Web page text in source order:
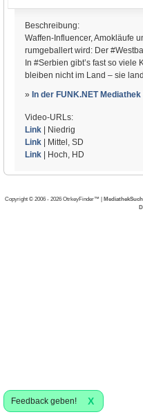
Beschreibung:
Waffen-Influencer, Amokläufe
rumgeballert wird: Der
In #Serbien gibt’s fast so
bleiben nicht im Land – sie
» In der FUNK.NET
Video-URLs:
Link | Niedrig
Link | Mittel, SD
Link | Hoch, HD
Copyright © 2006 - 2026 OtrkeyFinder™ |
Feedback geben! X